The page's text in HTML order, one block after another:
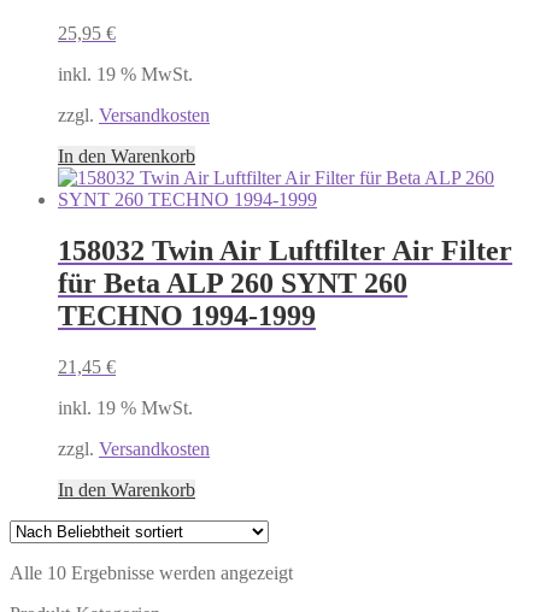
25,95 €
inkl. 19 % MwSt.
zzgl. Versandkosten
In den Warenkorb
158032 Twin Air Luftfilter Air Filter
für Beta ALP 260 SYNT 260
TECHNO 1994-1999
21,45 €
inkl. 19 % MwSt.
zzgl. Versandkosten
In den Warenkorb
Alle 10 Ergebnisse werden angezeigtNach